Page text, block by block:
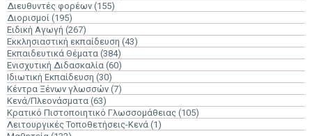
Διευθυντές φορέων (155)
Διορισμοί (195)
Ειδική Αγωγή (267)
Εκκλησιαστική εκπαίδευση (43)
Εκπαιδευτικά Θέματα (384)
Ενισχυτική Διδασκαλία (60)
Ιδιωτική Εκπαίδευση (30)
Κέντρα Ξένων γλωσσών (7)
Κενά/Πλεονάσματα (63)
Κρατικό Πιστοποιητικό Γλωσσομάθειας (105)
Λειτουργικές Τοποθετήσεις-Κενά (1)